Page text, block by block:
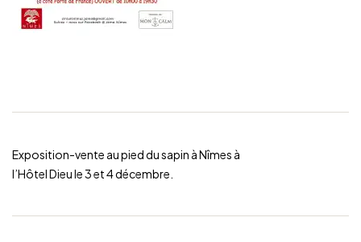
Exposition-vente au pied du sapin à Nîmes à
l’Hôtel Dieu le 3 et 4 décembre.